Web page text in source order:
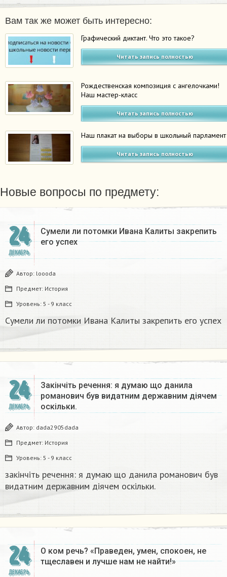
Вам так же может быть интересно:
Графический диктант. Что это такое?
Читать запись полностью
Рождественская композиция с ангелочками!
Наш мастер-класс
Читать запись полностью
Наш плакат на выборы в школьный парламент
Читать запись полностью
Новые вопросы по предмету:
24
ДЕКАБРЬ
Сумели ли потомки Ивана Калиты закрепить
его успех
Автор: loooda
Предмет: История
Уровень: 5 - 9 класс
Сумели ли потомки Ивана Калиты закрепить его успех
24
ДЕКАБРЬ
Закінчіть речення: я думаю що данила
романович був видатним державним діячем
оскільки.
Автор: dada2905dada
Предмет: История
Уровень: 5 - 9 класс
закінчіть речення: я думаю що данила романович був
видатним державним діячем оскільки.
24
ДЕКАБРЬ
О ком речь? «Праведен, умен, спокоен, не
тщеславен и лучше нам не найти!»